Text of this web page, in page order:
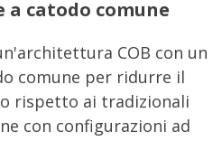
catodo comune
COB con un
comune per ridurre il
rispetto ai tradizionali
con configurazioni ad